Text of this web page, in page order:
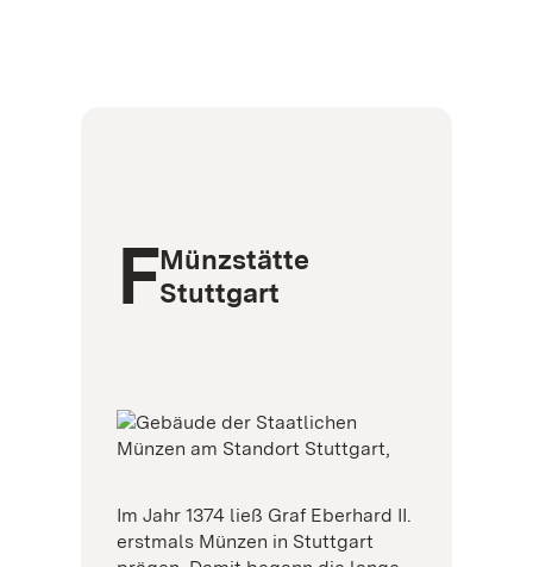
FMünzstätte
Stuttgart
Im Jahr 1374 ließ Graf Eberhard II.
erstmals Münzen in Stuttgart